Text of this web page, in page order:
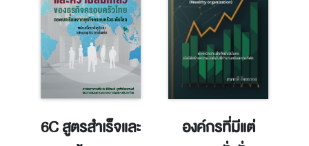
6C สูตรสำเร็จและ
องค์กรที่มีแต่